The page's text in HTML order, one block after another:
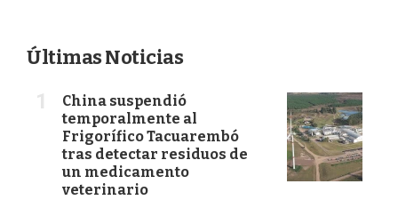
Últimas Noticias
China suspendió
temporalmente al
Frigorífico Tacuarembó
tras detectar residuos de
un medicamento
veterinario